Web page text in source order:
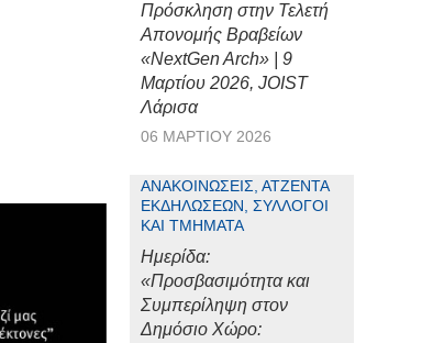
Πρόσκληση στην Τελετή
Απονομής Βραβείων
«NextGen Arch» | 9
Μαρτίου 2026, JOIST
Λάρισα
06 ΜΑΡΤΊΟΥ 2026
ΑΝΑΚΟΙΝΏΣΕΙΣ, ΑΤΖΈΝΤΑ
ΕΚΔΗΛΏΣΕΩΝ, ΣΎΛΛΟΓΟΙ
ΚΑΙ ΤΜΉΜΑΤΑ
Ημερίδα:
«Προσβασιμότητα και
Συμπερίληψη στον
Δημόσιο Χώρο: